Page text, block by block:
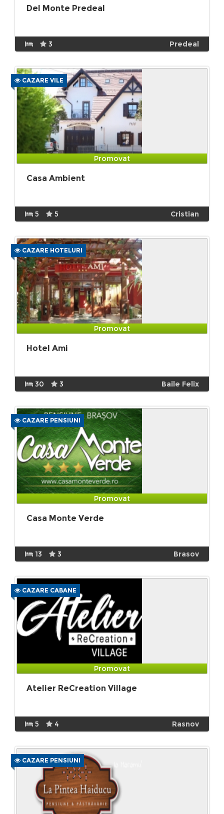
Del Monte Predeal
3 Predeal
CAZARE VILE
Promovat
Casa Ambient
5 5 Cristian
CAZARE HOTELURI
Promovat
Hotel Ami
30 3 Baile Felix
CAZARE PENSIUNI
Promovat
Casa Monte Verde
13 3 Brasov
CAZARE CABANE
Promovat
Atelier ReCreation Village
5 4 Rasnov
CAZARE PENSIUNI